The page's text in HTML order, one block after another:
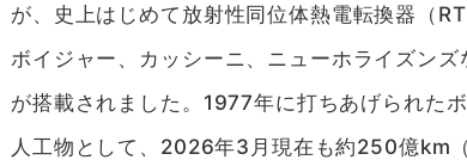
が、史上はじめて放射性同位体熱電転換器（
ボイジャー、カッシーニ、ニューホライズン
が搭載されました。1977年に打ちあげられた
人工物として、2026年3月現在も約250億km